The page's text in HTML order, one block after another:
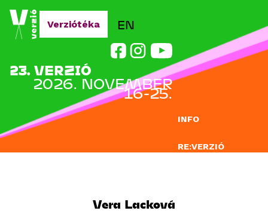
Jump to navigation
INFO
RE:VERZIÓ
EN
23. VERZIÓ
2026. NOVEMBER
16-25.
Verziótéka
Vera Lacková